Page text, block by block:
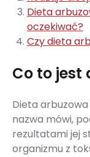
Dieta
oczekiwać?
Czy dieta
Co to jest
Dieta
nazwa mówi,
rezultatami jej
organizmu z